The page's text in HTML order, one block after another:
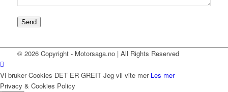
Send
© 2026 Copyright - Motorsaga.no | All Rights Reserved
Vi bruker Cookies DET ER GREIT Jeg vil vite mer Les mer
Privacy & Cookies Policy